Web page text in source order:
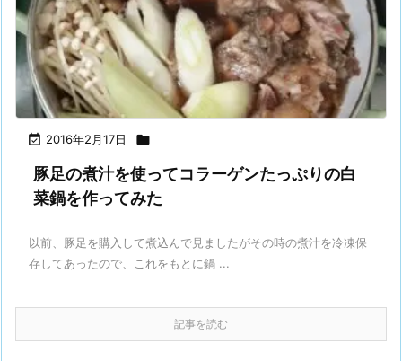
 2016年2月17日 
豚足の煮汁を使ってコラーゲンたっぷりの白
菜鍋を作ってみた
以前、豚足を購入して煮込んで見ましたがその時の煮汁を冷凍保
存してあったので、これをもとに鍋 ...
記事を読む